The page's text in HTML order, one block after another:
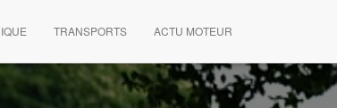
TRANSPORTS ACTU MOTEUR